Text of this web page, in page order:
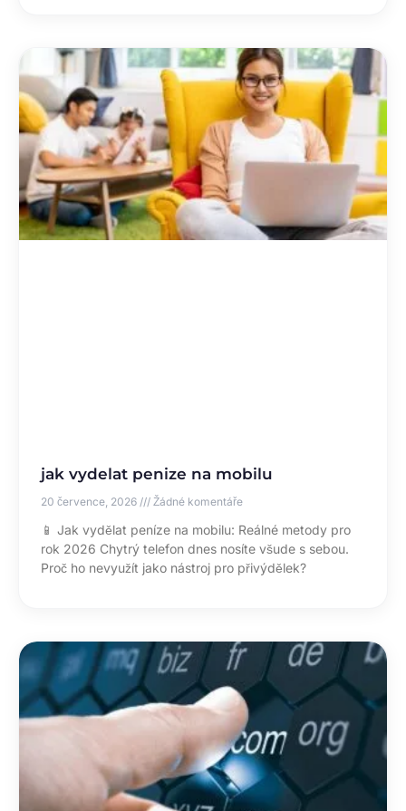
jak vydelat penize na mobilu
20 července, 2026 Žádné komentáře
📱 Jak vydělat peníze na mobilu: Reálné metody pro
rok 2026 Chytrý telefon dnes nosíte všude s sebou.
Proč ho nevyužít jako nástroj pro přivýdělek?